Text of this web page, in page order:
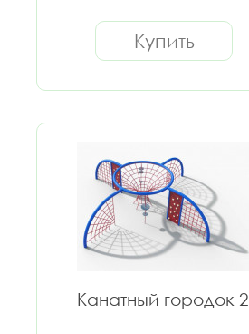
Купить
Канатный городок 2